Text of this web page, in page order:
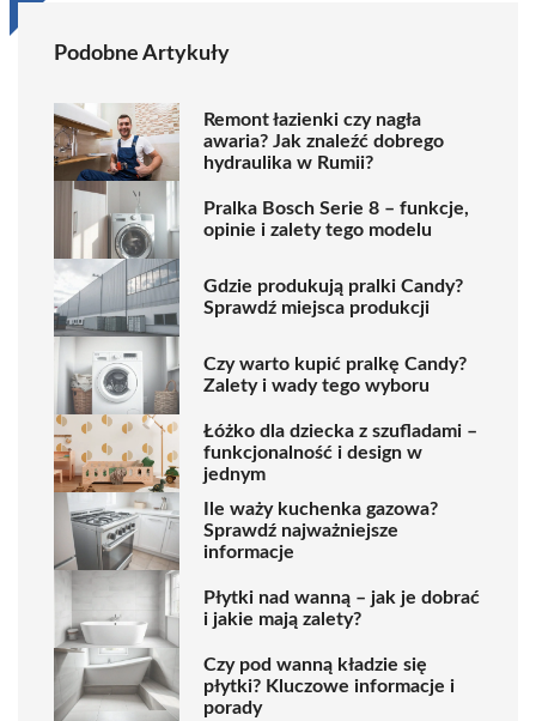
Podobne Artykuły
Remont łazienki czy nagła
awaria? Jak znaleźć dobrego
hydraulika w Rumii?
Pralka Bosch Serie 8 – funkcje,
opinie i zalety tego modelu
Gdzie produkują pralki Candy?
Sprawdź miejsca produkcji
Czy warto kupić pralkę Candy?
Zalety i wady tego wyboru
Łóżko dla dziecka z szufladami –
funkcjonalność i design w
jednym
Ile waży kuchenka gazowa?
Sprawdź najważniejsze
informacje
Płytki nad wanną – jak je dobrać
i jakie mają zalety?
Czy pod wanną kładzie się
płytki? Kluczowe informacje i
porady